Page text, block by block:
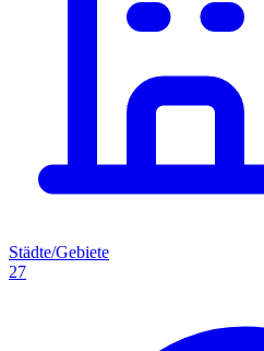
Städte/Gebiete
27